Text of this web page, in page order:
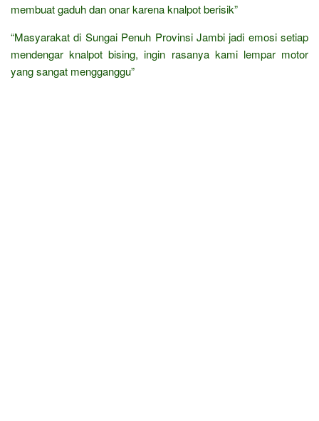
membuat gaduh dan onar karena knalpot berisik”
“Masyarakat di Sungai Penuh Provinsi Jambi jadi emosi setiap
mendengar knalpot bising, ingin rasanya kami lempar motor
yang sangat mengganggu”